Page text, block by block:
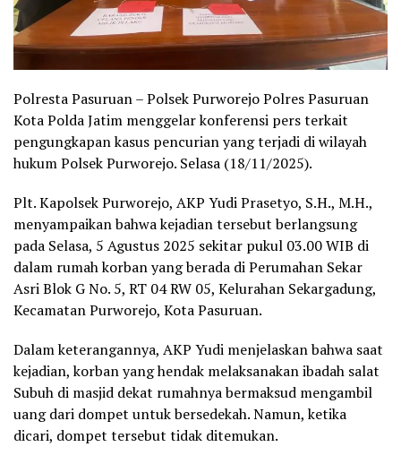
Polresta Pasuruan – Polsek Purworejo Polres Pasuruan
Kota Polda Jatim menggelar konferensi pers terkait
pengungkapan kasus pencurian yang terjadi di wilayah
hukum Polsek Purworejo. Selasa (18/11/2025).
Plt. Kapolsek Purworejo, AKP Yudi Prasetyo, S.H., M.H.,
menyampaikan bahwa kejadian tersebut berlangsung
pada Selasa, 5 Agustus 2025 sekitar pukul 03.00 WIB di
dalam rumah korban yang berada di Perumahan Sekar
Asri Blok G No. 5, RT 04 RW 05, Kelurahan Sekargadung,
Kecamatan Purworejo, Kota Pasuruan.
Dalam keterangannya, AKP Yudi menjelaskan bahwa saat
kejadian, korban yang hendak melaksanakan ibadah salat
Subuh di masjid dekat rumahnya bermaksud mengambil
uang dari dompet untuk bersedekah. Namun, ketika
dicari, dompet tersebut tidak ditemukan.